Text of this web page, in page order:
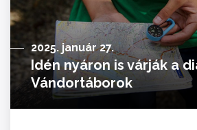
2025. január 27.
Idén nyáron is várják a
Vándortáborok